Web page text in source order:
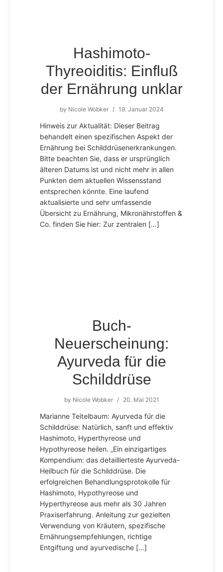
Hashimoto-
Thyreoiditis: Einfluß
der Ernährung unklar
by Nicole Wobker / 19. Januar 2024
Hinweis zur Aktualität: Dieser Beitrag
behandelt einen spezifischen Aspekt der
Ernährung bei Schilddrüsenerkrankungen.
Bitte beachten Sie, dass er ursprünglich
älteren Datums ist und nicht mehr in allen
Punkten dem aktuellen Wissensstand
entsprechen könnte. Eine laufend
aktualisierte und sehr umfassende
Übersicht zu Ernährung, Mikronährstoffen &
Co. finden Sie hier: Zur zentralen […]
Buch-
Neuerscheinung:
Ayurveda für die
Schilddrüse
by Nicole Wobker / 20. Mai 2021
Marianne Teitelbaum: Ayurveda für die
Schilddrüse: Natürlich, sanft und effektiv
Hashimoto, Hyperthyreose und
Hypothyreose heilen. „Ein einzigartiges
Kompendium: das detaillierteste Ayurveda-
Heilbuch für die Schilddrüse. Die
erfolgreichen Behandlungsprotokolle für
Hashimoto, Hypothyreose und
Hyperthyreose aus mehr als 30 Jahren
Praxiserfahrung. Anleitung zur gezielten
Verwendung von Kräutern, spezifische
Ernährungsempfehlungen, richtige
Entgiftung und ayurvedische […]